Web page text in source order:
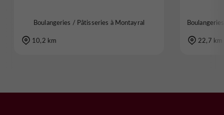
Boulangeries / Pâtisseries à Montayral
10,2 km 22,7 km